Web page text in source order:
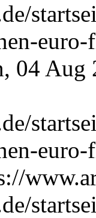
euro-
04 Aug
euro-